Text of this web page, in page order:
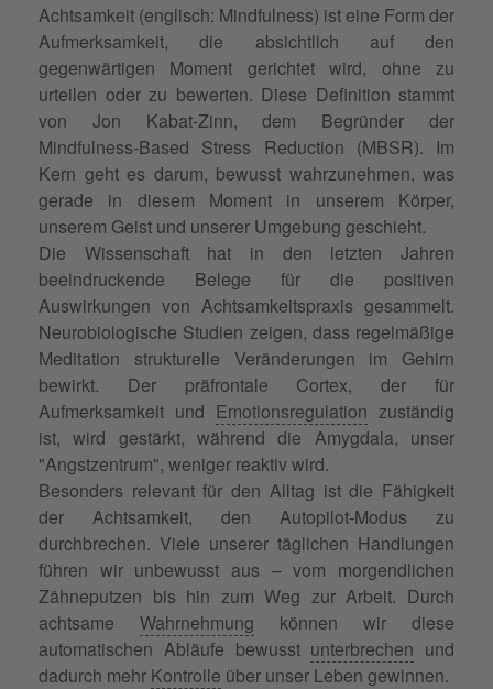
Achtsamkeit (englisch: Mindfulness) ist eine Form der
Aufmerksamkeit, die absichtlich auf den
gegenwärtigen Moment gerichtet wird, ohne zu
urteilen oder zu bewerten. Diese Definition stammt
von Jon Kabat-Zinn, dem Begründer der
Mindfulness-Based Stress Reduction (MBSR). Im
Kern geht es darum, bewusst wahrzunehmen, was
gerade in diesem Moment in unserem Körper,
unserem Geist und unserer Umgebung geschieht.
Die Wissenschaft hat in den letzten Jahren
beeindruckende Belege für die positiven
Auswirkungen von Achtsamkeitspraxis gesammelt.
Neurobiologische Studien zeigen, dass regelmäßige
Meditation strukturelle Veränderungen im Gehirn
bewirkt. Der präfrontale Cortex, der für
Aufmerksamkeit und Emotionsregulation zuständig
ist, wird gestärkt, während die Amygdala, unser
"Angstzentrum", weniger reaktiv wird.
Besonders relevant für den Alltag ist die Fähigkeit
der Achtsamkeit, den Autopilot-Modus zu
durchbrechen. Viele unserer täglichen Handlungen
führen wir unbewusst aus – vom morgendlichen
Zähneputzen bis hin zum Weg zur Arbeit. Durch
achtsame Wahrnehmung können wir diese
automatischen Abläufe bewusst unterbrechen und
dadurch mehr Kontrolle über unser Leben gewinnen.